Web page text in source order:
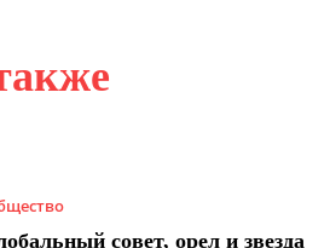
совет, орел и звезда